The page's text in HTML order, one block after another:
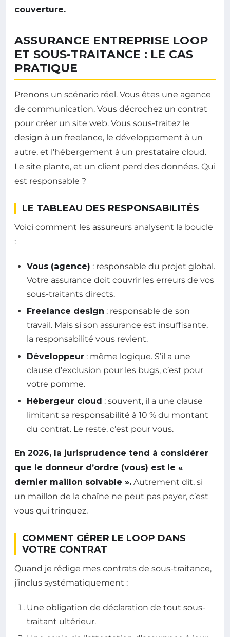
couverture.
ASSURANCE ENTREPRISE LOOP
ET SOUS-TRAITANCE : LE CAS
PRATIQUE
Prenons un scénario réel. Vous êtes une agence
de communication. Vous décrochez un contrat
pour créer un site web. Vous sous-traitez le
design à un freelance, le développement à un
autre, et l’hébergement à un prestataire cloud.
Le site plante, et un client perd des données. Qui
est responsable ?
LE TABLEAU DES RESPONSABILITÉS
Voici comment les assureurs analysent la boucle
:
Vous (agence) : responsable du projet global.
Votre assurance doit couvrir les erreurs de vos
sous-traitants directs.
Freelance design : responsable de son
travail. Mais si son assurance est insuffisante,
la responsabilité vous revient.
Développeur : même logique. S’il a une
clause d’exclusion pour les bugs, c’est pour
votre pomme.
Hébergeur cloud : souvent, il a une clause
limitant sa responsabilité à 10 % du montant
du contrat. Le reste, c’est pour vous.
En 2026, la jurisprudence tend à considérer
que le donneur d’ordre (vous) est le «
dernier maillon solvable ». Autrement dit, si
un maillon de la chaîne ne peut pas payer, c’est
vous qui trinquez.
COMMENT GÉRER LE LOOP DANS
VOTRE CONTRAT
Quand je rédige mes contrats de sous-traitance,
j’inclus systématiquement :
Une obligation de déclaration de tout sous-
traitant ultérieur.